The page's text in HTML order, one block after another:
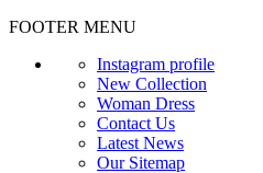
FOOTER MENU
Instagram profile
New Collection
Woman Dress
Contact Us
Latest News
Our Sitemap